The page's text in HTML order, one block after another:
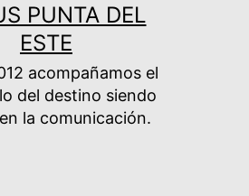
PUNTA DEL
ESTE
acompañamos el
del destino siendo
la comunicación.